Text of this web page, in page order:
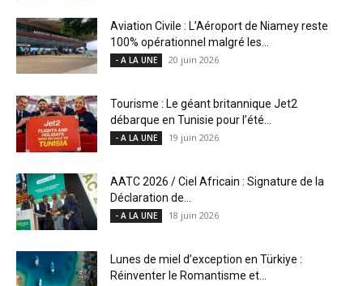
Aviation Civile : L’Aéroport de Niamey reste
100% opérationnel malgré les...
- A LA UNE 20 juin 2026
Tourisme : Le géant britannique Jet2
débarque en Tunisie pour l’été...
- A LA UNE 19 juin 2026
AATC 2026 / Ciel Africain : Signature de la
Déclaration de...
- A LA UNE 18 juin 2026
Lunes de miel d’exception en Türkiye :
Réinventer le Romantisme et...